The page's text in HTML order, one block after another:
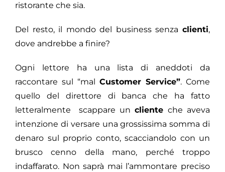
ristorante che sia.
Del resto, il mondo del business senza clienti,
dove andrebbe a finire?
Ogni lettore ha una lista di aneddoti da
raccontare sul “mal Customer Service”. Come
quello del direttore di banca che ha fatto
letteralmente scappare un cliente che aveva
intenzione di versare una grossissima somma di
denaro sul proprio conto, scacciandolo con un
brusco cenno della mano, perché troppo
indaffarato. Non saprà mai l’ammontare preciso